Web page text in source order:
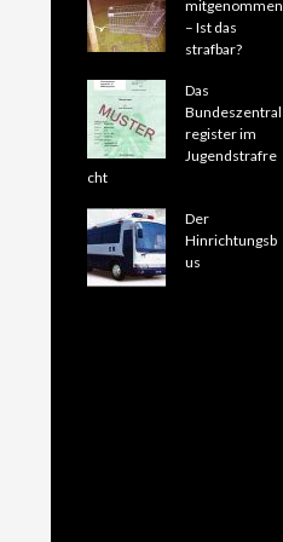
mitgenommen
– Ist das
strafbar?
Das
Bundeszentral
register im
Jugendstrafre
cht
Der
Hinrichtungsb
us